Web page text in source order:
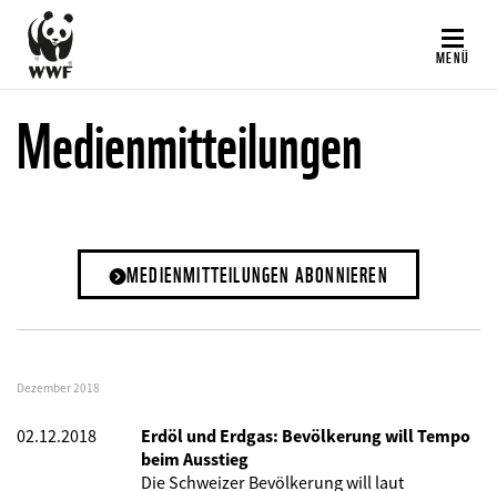
Direkt
zum
Inhalt
MENÜ
Medienmitteilungen
MEDIENMITTEILUNGEN ABONNIEREN
Dezember 2018
02.12.2018
Erdöl und Erdgas: Bevölkerung will Tempo
beim Ausstieg
Die Schweizer Bevölkerung will laut